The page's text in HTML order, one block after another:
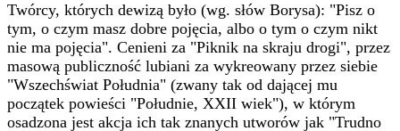
Twórcy, których dewizą było (wg. słów Borysa): "Pisz o
tym, o czym masz dobre pojęcia, albo o tym o czym nikt
nie ma pojęcia". Cenieni za "Piknik na skraju drogi", przez
masową publiczność lubiani za wykreowany przez siebie
"Wszechświat Południa" (zwany tak od dającej mu
początek powieści "Południe, XXII wiek"), w którym
osadzona jest akcja ich tak znanych utworów jak "Trudno